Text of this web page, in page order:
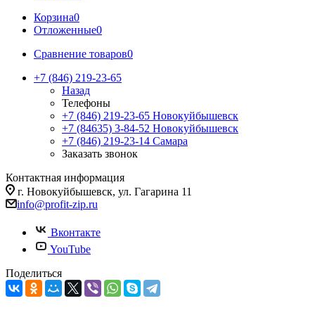
Корзина0
Отложенные0
Сравнение товаров0
+7 (846) 219-23-65
Назад
Телефоны
+7 (846) 219-23-65 Новокуйбышевск
+7 (84635) 3-84-52 Новокуйбышевск
+7 (846) 219-23-14 Самара
Заказать звонок
Контактная информация
г. Новокуйбышевск, ул. Гагарина 11
info@profit-zip.ru
Вконтакте
YouTube
Поделиться